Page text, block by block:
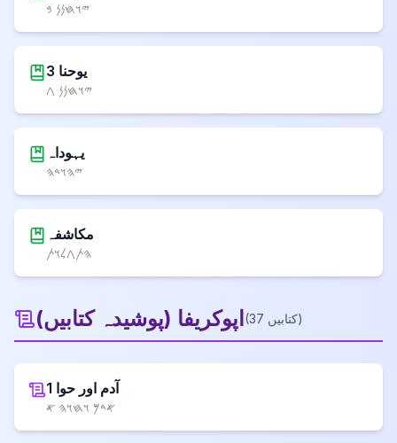
𐤉𐤅𐤇𐤍𐤍 𐤁
3 یوحنا
𐤉𐤅𐤇𐤍𐤍 𐤂
یہوداہ
𐤉𐤄𐤅𐤃𐤄
مکاشفہ
𐤄𐤕𐤂𐤋𐤅𐤕
اپوکریفا (پوشیدہ کتابیں) (37 کتابیں)
آدم اور حوا 1
𐤀𐤃𐤌 𐤅𐤇𐤅𐤄 𐤀